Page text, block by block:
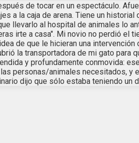
de tocar en un espectáculo.
a la caja de arena. Tiene un
llevarlo al hospital de animales lo
irte a casa". Mi novio no perdió el
de que le hicieran una
la transportadora de mi gato para
y profundamente conmovida:
personas/animales necesitados,
dijo que sólo estaba teniendo un